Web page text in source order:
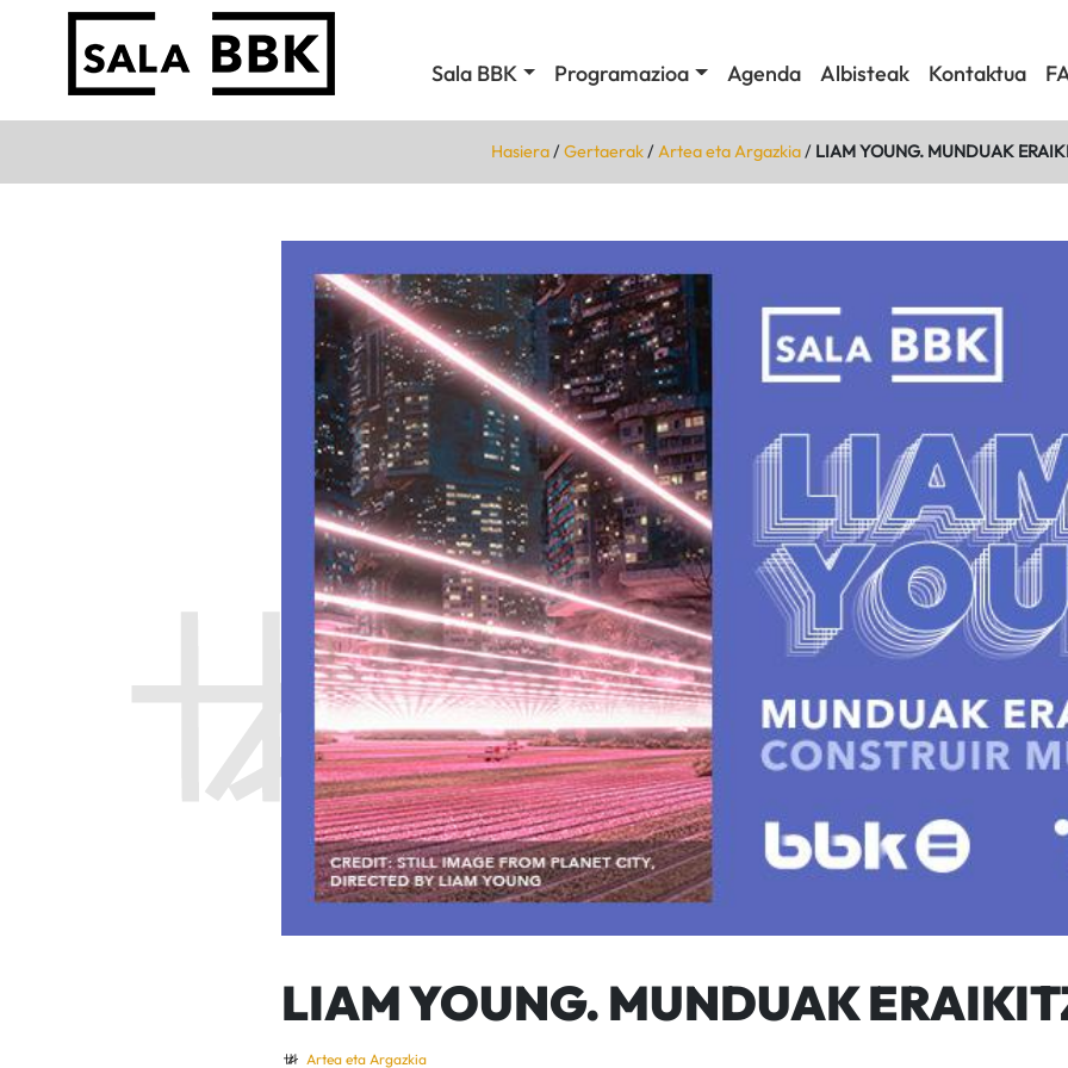
Sala BBK Programazioa Agenda Albisteak Kontaktua
Hasiera/Gertaerak/Artea eta Argazkia/ LIAM YOUNG. MUNDUAK
LIAM YOUNG. MUNDUAK
Artea eta Argazkia